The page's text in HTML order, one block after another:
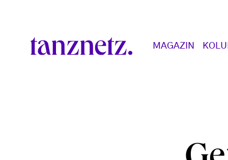
Main navigation
MAGAZIN